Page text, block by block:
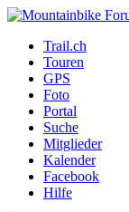
Trail.ch
Touren
GPS
Foto
Portal
Suche
Mitglieder
Kalender
Facebook
Hilfe